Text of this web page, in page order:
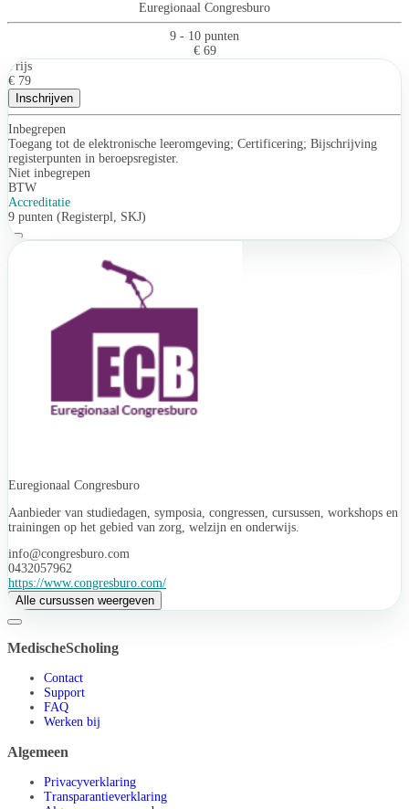
Euregionaal Congresburo
9 - 10 punten
€ 69
Prijs
€ 79
Inschrijven
Inbegrepen
Toegang tot de elektronische leeromgeving; Certificering; Bijschrijving
registerpunten in beroepsregister.
Niet inbegrepen
BTW
Accreditatie
9 punten (Registerpl, SKJ)
Euregionaal Congresburo
Aanbieder van studiedagen, symposia, congressen, cursussen, workshops en
trainingen op het gebied van zorg, welzijn en onderwijs.
info@congresburo.com
0432057962
https://www.congresburo.com/
Alle cursussen weergeven
MedischeScholing
Contact
Support
FAQ
Werken bij
Algemeen
Privacyverklaring
Transparantieverklaring